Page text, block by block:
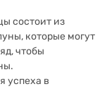
состоит из
которые могут
чтобы
успеха в